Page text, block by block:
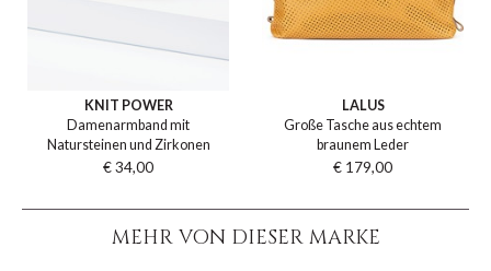
KNIT POWER
Damenarmband mit
Natursteinen und Zirkonen
€ 34,00
LALUS
Große Tasche aus echtem
braunem Leder
€ 179,00
MEHR VON DIESER MARKE